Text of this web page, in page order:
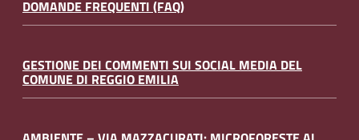
DOMANDE FREQUENTI (FAQ)
GESTIONE DEI COMMENTI SUI SOCIAL MEDIA DEL
COMUNE DI REGGIO EMILIA